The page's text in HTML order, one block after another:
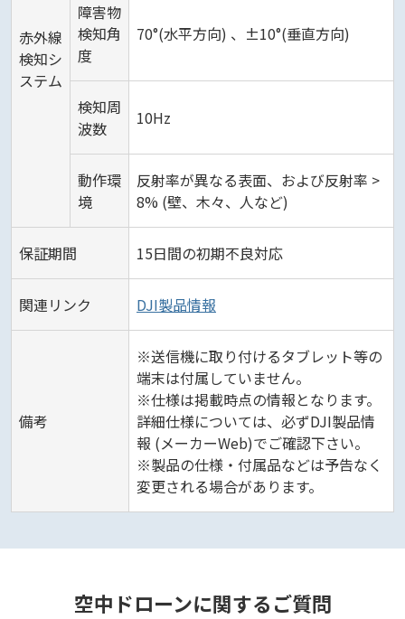
赤外線
検知シ
ステム
障害物
検知角
度
70°(水平方向) 、±10°(垂直方向)
検知周
波数
10Hz
動作環
境
反射率が異なる表面、および反射率 >
8% (壁、木々、人など)
保証期間 15日間の初期不良対応
関連リンク DJI製品情報
備考
※送信機に取り付けるタブレット等の
端末は付属していません。
※仕様は掲載時点の情報となります。
詳細仕様については、必ずDJI製品情
報 (メーカーWeb)でご確認下さい。
※製品の仕様・付属品などは予告なく
変更される場合があります。
空中ドローンに関するご質問